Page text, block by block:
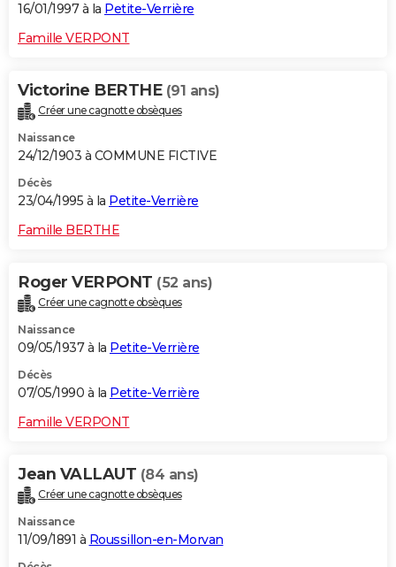
16/01/1997 à la Petite-Verrière
Famille VERPONT
Victorine BERTHE (91 ans)
Créer une cagnotte obsèques
Naissance
24/12/1903 à COMMUNE FICTIVE
Décès
23/04/1995 à la Petite-Verrière
Famille BERTHE
Roger VERPONT (52 ans)
Créer une cagnotte obsèques
Naissance
09/05/1937 à la Petite-Verrière
Décès
07/05/1990 à la Petite-Verrière
Famille VERPONT
Jean VALLAUT (84 ans)
Créer une cagnotte obsèques
Naissance
11/09/1891 à Roussillon-en-Morvan